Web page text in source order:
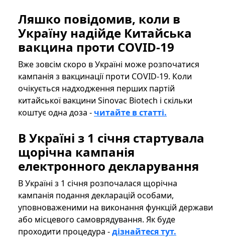
Ляшко повідомив, коли в
Україну надійде Китайська
вакцина проти COVID-19
Вже зовсім скоро в Україні може розпочатися
кампанія з вакцинації проти COVID-19. Коли
очікується надходження перших партій
китайської вакцини Sinovac Biotech і скільки
коштує одна доза - читайте в статті.
В Україні з 1 січня стартувала
щорічна кампанія
електронного декларування
В Україні з 1 січня розпочалася щорічна
кампанія подання декларацій особами,
уповноваженими на виконання функцій держави
або місцевого самоврядування. Як буде
проходити процедура -дізнайтеся тут.